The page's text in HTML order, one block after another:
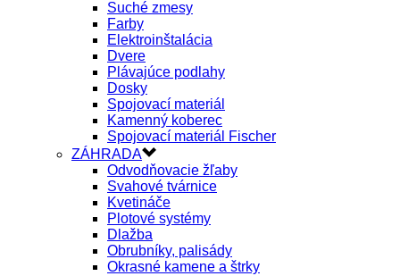
Suché zmesy
Farby
Elektroinštalácia
Dvere
Plávajúce podlahy
Dosky
Spojovací materiál
Kamenný koberec
Spojovací materiál Fischer
ZÁHRADA
Odvodňovacie žľaby
Svahové tvárnice
Kvetináče
Plotové systémy
Dlažba
Obrubníky, palisády
Okrasné kamene a štrky